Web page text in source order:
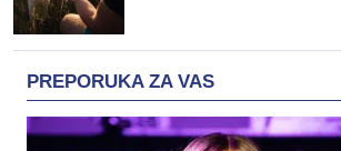
PREPORUKA ZA VAS